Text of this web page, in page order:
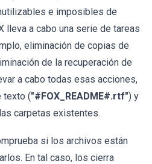
e imposibles de
lleva a cabo una serie de tareas
eliminación de copias de
de la recuperación de
a cabo todas esas acciones,
texto ("#FOX_README#.rtf") y
carpetas existentes.
si los archivos están
En tal caso, los cierra